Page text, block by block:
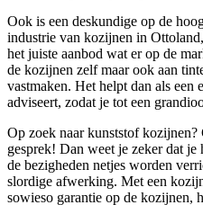
Ook is een deskundige op de
industrie van kozijnen in
het juiste aanbod wat er op de
de kozijnen zelf maar ook aan
vastmaken. Het helpt dan als een
adviseert, zodat je tot een
Op zoek naar kunststof
gesprek! Dan weet je zeker dat
de bezigheden netjes worden
slordige afwerking. Met een
sowieso garantie op de kozijnen,